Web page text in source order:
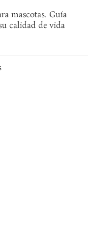
mascotas. Guía
calidad de vida